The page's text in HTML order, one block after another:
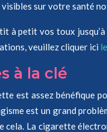
sur votre santé
à petit vos toux
veuillez cliquer ici
à la clé
est assez bénéfique
est un grand
cela. La cigarette